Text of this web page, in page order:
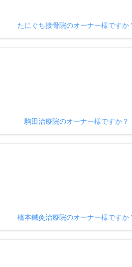
たにぐち接骨院のオーナー様ですか
駒田治療院のオーナー様ですか？
橋本鍼灸治療院のオーナー様ですか